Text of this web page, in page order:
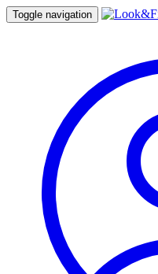
Toggle navigation